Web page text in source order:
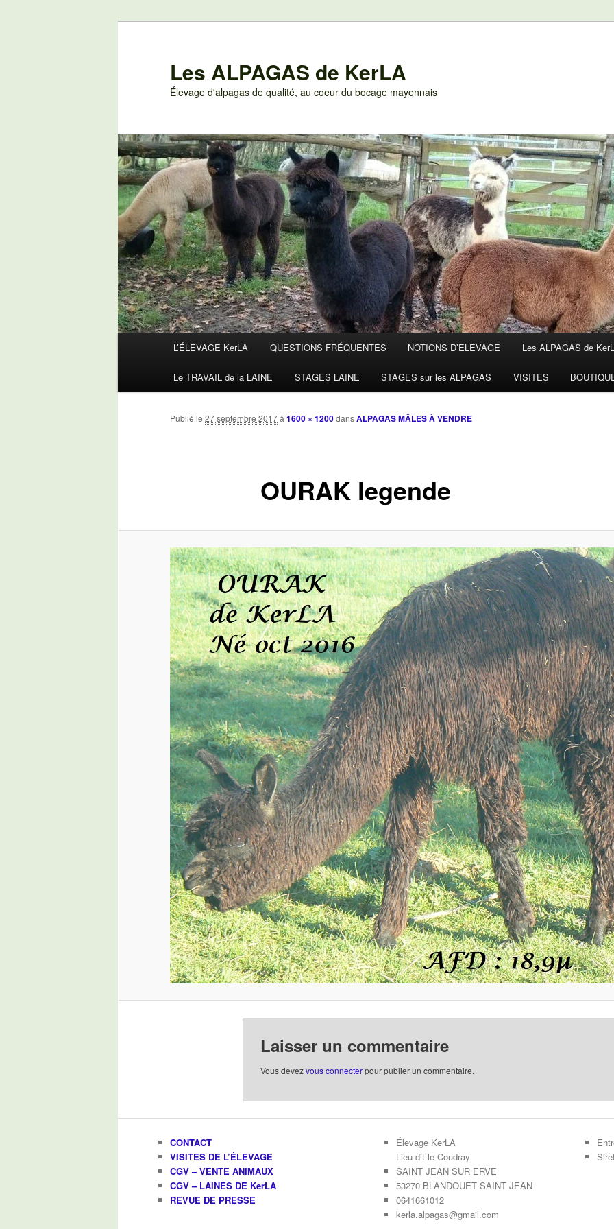
Les ALPAGAS de KerLA
Élevage d'alpagas de qualité, au coeur du bocage mayennais
L’ÉLEVAGE KerLA QUESTIONS FRÉQUENTES NOTIONS D’ELEVAGE Les ALPAGAS de
Le TRAVAIL de la LAINE STAGES LAINE STAGES sur les ALPAGAS VISITES
OURAK legende
Publié le 27 septembre 2017à1600 × 1200dansALPAGAS MÂLES À VENDRE
Laisser un commentaire
Vous devezvous connecterpour publier un commentaire.
CONTACT
VISITES DE L’ÉLEVAGE
CGV – VENTE ANIMAUX
CGV – LAINES DE KerLA
REVUE DE PRESSE
Élevage KerLA
Lieu-dit le Coudray
SAINT JEAN SUR ERVE
53270 BLANDOUET SAINT JEAN
0641661012
kerla.alpagas@gmail.com